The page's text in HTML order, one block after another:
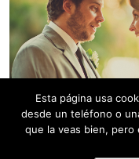
Fotógrafo de boda
Esta página usa
desde un teléfono o
que la veas bien, pero